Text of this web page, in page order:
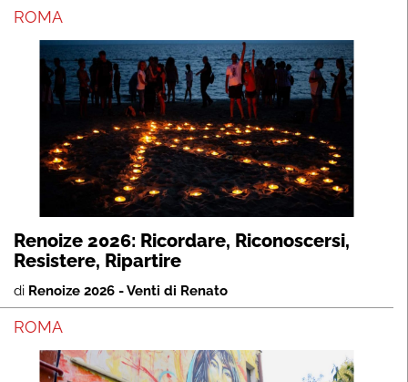
ROMA
Renoize 2026: Ricordare, Riconoscersi,
Resistere, Ripartire
di Renoize 2026 - Venti di Renato
ROMA